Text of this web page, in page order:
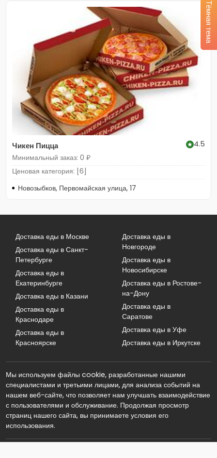
Чикен Пицца
4.5
Минимальный заказ: 0 ₽
Ценовая категория: [6]
Новозыбков, Первомайская улица, 17
Доставка еды в Москве
Доставка еды в Санкт-
Петербурге
Доставка еды в
Екатеринбурге
Доставка еды в Казани
Доставка еды в
Краснодаре
Доставка еды в
Красноярске
Доставка еды в
Новгороде
Доставка еды в
Новосибирске
Доставка еды в Ростове-
на-Дону
Доставка еды в
Саратове
Доставка еды в Уфе
Доставка еды в Иркутске
Мы используем файлы cookie, разработанные нашими
специалистами и третьими лицами, для анализа событий на
нашем веб-сайте, что позволяет нам улучшать взаимодействие
с пользователями и обслуживание. Продолжая просмотр
страниц нашего сайта, вы принимаете условия его
использования.
Тёмная тема